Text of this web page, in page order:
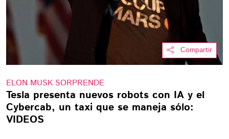
Compartir
ELON MUSK SORPRENDE
Tesla presenta nuevos robots con IA y el
Cybercab, un taxi que se maneja sólo:
VIDEOS